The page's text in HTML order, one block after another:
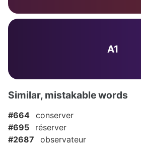
A1
Similar, mistakable words
#664 conserver
#695
réserver
#2687
observateur